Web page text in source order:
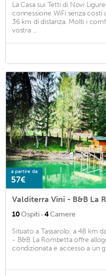
La Casa sui Tetti di Novi
connessione WiFi senza costi
36 km di distanza. Molti i
vostra ...
a partire da
57€
Valditerra Vini - B&B La
10Ospiti · 4Camere
Situato a Tassarolo, a 48 km
- B&B La Rombetta offre
condizionata e accesso a un